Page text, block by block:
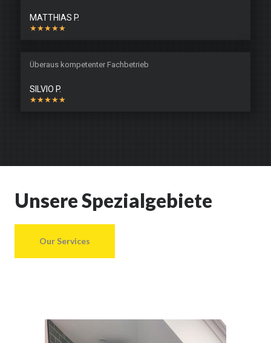
MATTHIAS P.
★★★★★
Überaus kompetenter Fachbetrieb
SILVIO P.
★★★★★
Unsere Spezialgebiete
Our Services